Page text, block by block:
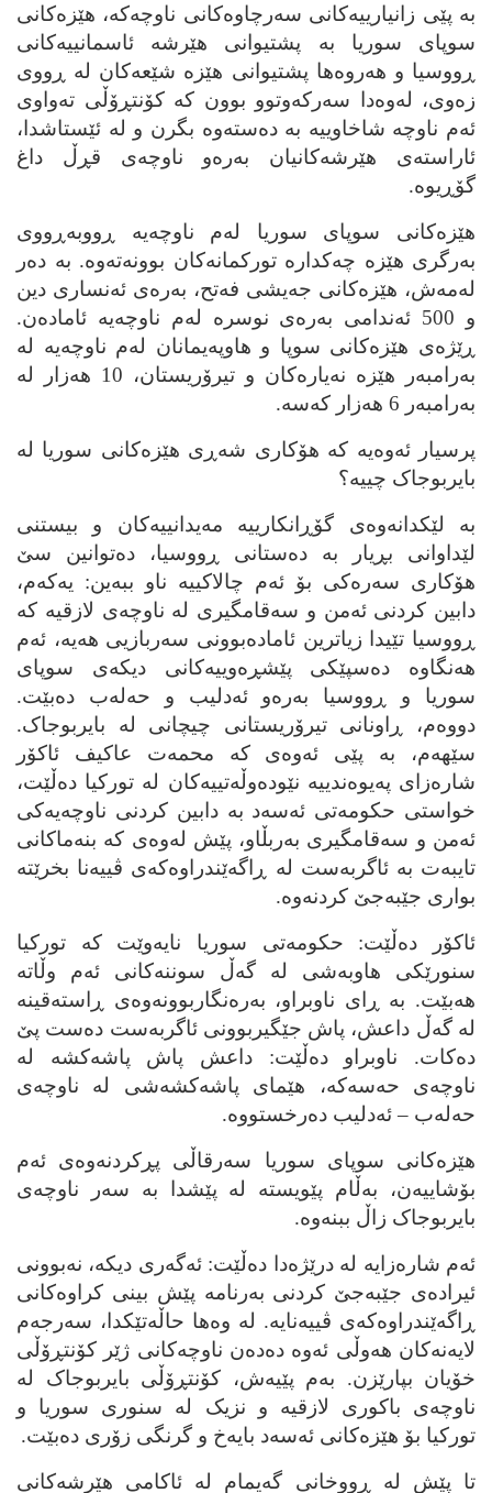
به‌ پێی زانیارییه‌کانی سه‌رچاوه‌کانی ناوچه‌که‌، هێزه‌کانی
سوپای سوریا به‌ پشتیوانی هێرشه‌ ئاسمانییه‌کانی
ڕووسیا و هه‌روه‌ها پشتیوانی هێزه‌ شێعه‌کان له‌ ڕووی
زه‌وی، له‌وه‌دا سه‌رکه‌وتوو بوون که‌ کۆنتڕۆڵی ته‌واوی
ئه‌م ناوچه‌ شاخاوییه‌ به‌ ده‌سته‌وه‌ بگرن و له‌ ئێستاشدا،
ئاراسته‌ی هێرشه‌کانیان به‌ره‌و ناوچه‌ی قڕڵ داغ
گۆڕیوه‌.
هێزه‌کانی سوپای سوریا له‌م ناوچه‌یه‌ ڕووبه‌ڕووی
به‌رگری هێزه‌ چه‌کداره‌ تورکمانه‌کان بوونه‌ته‌وه‌. به‌ ده‌ر
له‌مه‌ش، هێزه‌کانی جه‌یشی فه‌تح، به‌ره‌ی ئه‌نساری دین
و 500 ئه‌ندامی به‌ره‌ی نوسره‌ له‌م ناوچه‌یه‌ ئاماده‌ن.
ڕێژه‌ی هێزه‌کانی سوپا و هاوپه‌یمانان له‌م ناوچه‌یه‌ له‌
به‌رامبه‌ر هێزه‌ نه‌یاره‌کان و تیرۆریستان، 10 هه‌زار له‌
به‌رامبه‌ر 6 هه‌زار که‌سه‌.
پرسیار ئه‌وه‌یه‌ که‌ هۆکاری شه‌ڕی هێزه‌کانی سوریا له‌
بایربوجاک چییه‌؟
به‌ لێکدانه‌وه‌ی گۆڕانکارییه‌ مه‌یدانییه‌کان و بیستنی
لێداوانی بڕیار به‌ ده‌ستانی ڕووسیا، ده‌توانین سێ
هۆکاری سه‌ره‌کی بۆ ئه‌م چالاکییه‌ ناو ببه‌ین: یه‌که‌م،
دابین کردنی ئه‌من و سه‌قامگیری له‌ ناوچه‌ی لازقیه‌ که‌
ڕووسیا تێیدا زیاترین ئاماده‌بوونی سه‌ربازیی هه‌یه‌، ئه‌م
هه‌نگاوه‌ ده‌سپێکی پێشڕه‌وییه‌کانی دیکه‌ی سوپای
سوریا و ڕووسیا به‌ره‌و ئه‌دلیب و حه‌له‌ب ده‌بێت.
دووه‌م، ڕاونانی تیرۆریستانی چیچانی له‌ بایربوجاک.
سێهه‌م، به‌ پێی ئه‌وه‌ی که‌ محمه‌ت عاکیف ئاکۆر
شاره‌زای په‌یوه‌ندییه‌ نێوده‌وڵه‌تییه‌کان له‌ تورکیا ده‌ڵێت،
خواستی حکومه‌تی ئه‌سه‌د به‌ دابین کردنی ناوچه‌یه‌کی
ئه‌من و سه‌قامگیری به‌ربڵاو، پێش له‌وه‌ی که‌ بنه‌ماکانی
تایبه‌ت به‌ ئاگربه‌ست له‌ ڕاگه‌ێندراوه‌که‌ی ڤییه‌نا بخرێته‌
بواری جێبه‌جێ کردنه‌وه‌.
ئاکۆر ده‌ڵێت: حکومه‌تی سوریا نایه‌وێت که‌ تورکیا
سنورێکی هاوبه‌شی له‌ گه‌ڵ سوننه‌کانی ئه‌م وڵاته‌
هه‌بێت. به‌ ڕای ناوبراو، به‌ره‌نگاربوونه‌وه‌ی ڕاسته‌قینه‌
له‌ گه‌ڵ داعش، پاش جێگیربوونی ئاگربه‌ست ده‌ست پێ
ده‌کات. ناوبراو ده‌ڵێت: داعش پاش پاشه‌کشه‌ له‌
ناوچه‌ی حه‌سه‌که‌، هێمای پاشه‌کشه‌شی له‌ ناوچه‌ی
حه‌له‌ب – ئه‌دلیب ده‌رخستووه‌.
هێزه‌کانی سوپای سوریا سه‌رقاڵی پڕکردنه‌وه‌ی ئه‌م
بۆشاییه‌ن، به‌ڵام پێویسته‌ له‌ پێشدا به‌ سه‌ر ناوچه‌ی
بایربوجاک زاڵ ببنه‌وه‌.
ئه‌م شاره‌زایه‌ له‌ درێژه‌دا ده‌ڵێت: ئه‌گه‌ری دیکه‌، نه‌بوونی
ئیراده‌ی جێبه‌جێ کردنی به‌رنامه‌ پێش بینی کراوه‌کانی
ڕاگه‌ێندراوه‌که‌ی ڤییه‌نایه‌. له‌ وه‌ها حاڵه‌تێکدا، سه‌رجه‌م
لایه‌نه‌کان هه‌وڵی ئه‌وه‌ ده‌ده‌ن ناوچه‌کانی ژێر کۆنتڕۆڵی
خۆیان بپارێزن. به‌م پێیه‌ش، کۆنتڕۆڵی بایربوجاک له‌
ناوچه‌ی باکوری لازقیه‌ و نزیک له‌ سنوری سوریا و
تورکیا بۆ هێزه‌کانی ئه‌سه‌د بایه‌خ و گرنگی زۆری ده‌بێت.
تا پێش له‌ ڕووخانی گه‌یمام له‌ ئاکامی هێرشه‌کانی